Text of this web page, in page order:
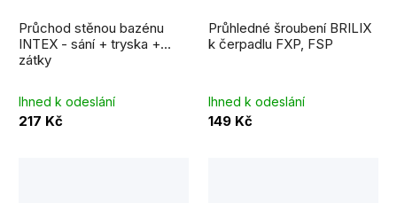
Průchod stěnou bazénu
INTEX - sání + tryska +
zátky
Ihned k odeslání
217 Kč
Průhledné šroubení BRILIX
k čerpadlu FXP, FSP
Ihned k odeslání
149 Kč